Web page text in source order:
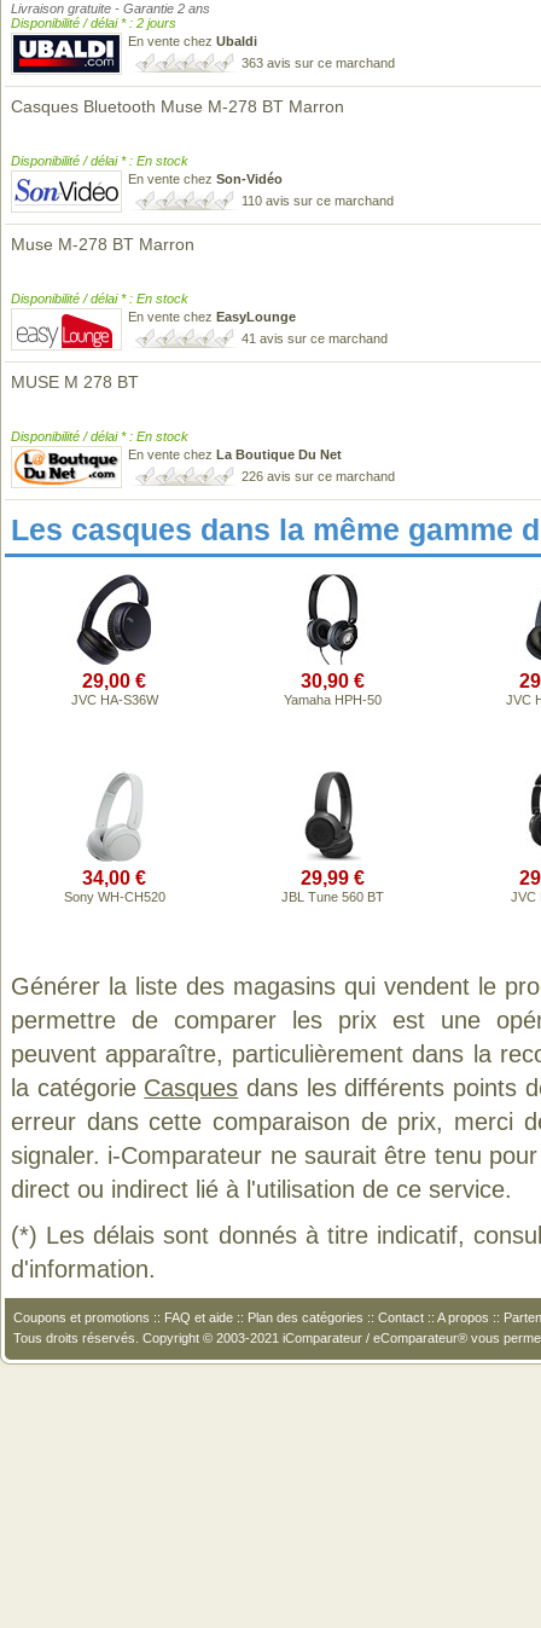
Livraison gratuite - Garantie 2 ans
Disponibilité / délai * : 2 jours
En vente chez Ubaldi
363 avis sur ce marchand
Casques Bluetooth Muse M-278 BT Marron
Disponibilité / délai * : En stock
En vente chez Son-Vidéo
110 avis sur ce marchand
Muse M-278 BT Marron
Disponibilité / délai * : En stock
En vente chez EasyLounge
41 avis sur ce marchand
MUSE M 278 BT
Disponibilité / délai * : En stock
En vente chez La Boutique Du Net
226 avis sur ce marchand
Les casques dans la même gamme
29,00 €
JVC HA-S36W
30,90 €
Yamaha HPH-50 JVC
34,00 €
Sony WH-CH520
29,99 €
JBL Tune 560 BT JVC
Générer la liste des magasins qui vendent le
permettre de comparer les prix est une
peuvent apparaître, particulièrement dans la
la catégorie Casques dans les différents points
erreur dans cette comparaison de prix, merci
signaler. i-Comparateur ne saurait être tenu
direct ou indirect lié à l'utilisation de ce service.
(*) Les délais sont donnés à titre indicatif,
d'information.
Coupons et promotions :: FAQ et aide :: Plan des catégories :: Contact :: A propos ::
Tous droits réservés. Copyright © 2003-2021 iComparateur / eComparateur® vous